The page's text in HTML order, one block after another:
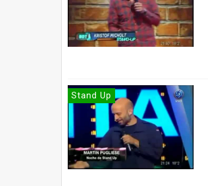
Stand Up